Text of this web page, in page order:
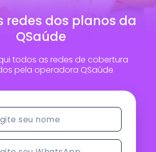
redes dos planos da
QSaúde
todos as redes de cobertura
pela operadora QSaúde